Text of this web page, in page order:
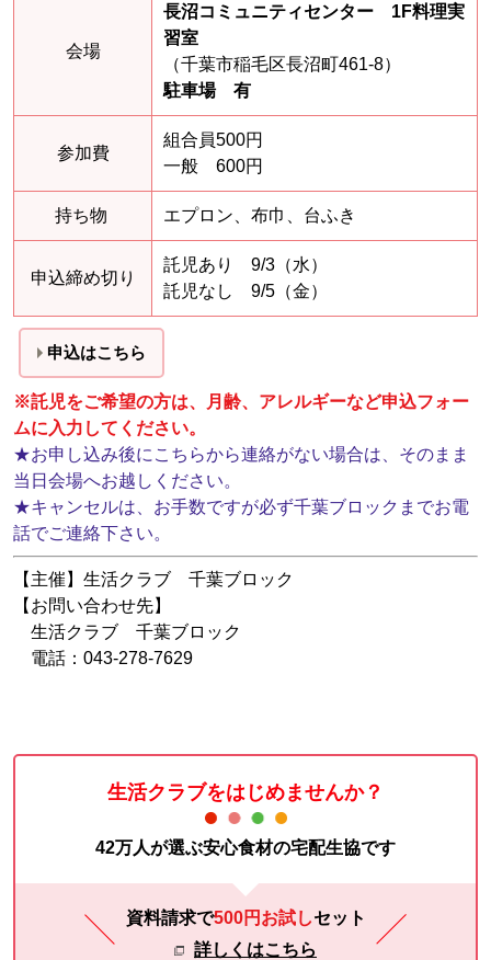
会場
長沼コミュニティセンター 1F料理実
習室
（千葉市稲毛区長沼町461-8）
駐車場 有
参加費
組合員500円
一般 600円
持ち物 エプロン、布巾、台ふき
申込締め切り
託児あり 9/3（水）
託児なし 9/5（金）
申込はこちら
※託児をご希望の方は、月齢、アレルギーなど申込フォー
ムに入力してください。
★お申し込み後にこちらから連絡がない場合は、そのまま
当日会場へお越しください。
★キャンセルは、お手数ですが必ず千葉ブロックまでお電
話でご連絡下さい。
【主催】生活クラブ 千葉ブロック
【お問い合わせ先】
生活クラブ 千葉ブロック
電話：043-278-7629
生活クラブをはじめませんか？
42万人が選ぶ安心食材の宅配生協です
資料請求で500円お試しセット
詳しくはこちら